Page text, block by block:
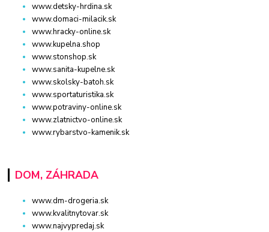
www.detsky-hrdina.sk
www.domaci-milacik.sk
www.hracky-online.sk
www.kupelna.shop
www.stonshop.sk
www.sanita-kupelne.sk
www.skolsky-batoh.sk
www.sportaturistika.sk
www.potraviny-online.sk
www.zlatnictvo-online.sk
www.rybarstvo-kamenik.sk
DOM, ZÁHRADA
www.dm-drogeria.sk
www.kvalitnytovar.sk
www.najvypredaj.sk